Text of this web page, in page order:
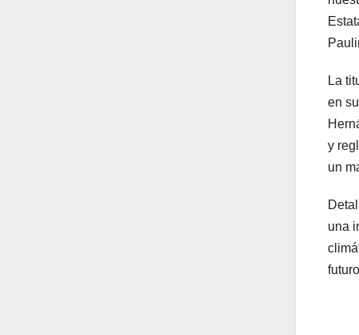
La
en
y
un
una